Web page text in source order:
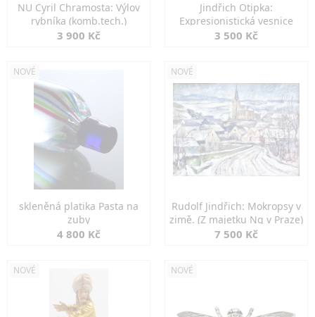
NU Cyril Chramosta: Výlov
rybníka (komb.tech.)
3 900 Kč
Jindřich Otipka:
Expresionistická vesnice
3 500 Kč
NOVÉ
skleněná platika Pasta na
zuby
4 800 Kč
NOVÉ
Rudolf Jindřich: Mokropsy v
zimě. (Z majetku Ng v Praze)
7 500 Kč
NOVÉ NOVÉ